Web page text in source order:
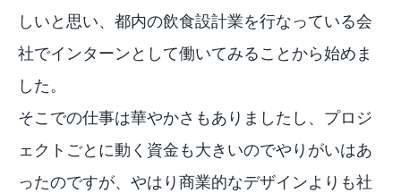
しいと思い、都内の飲食設計業を行なっている会
社でインターンとして働いてみることから始めま
した。
そこでの仕事は華やかさもありましたし、プロジ
ェクトごとに動く資金も大きいのでやりがいはあ
ったのですが、やはり商業的なデザインよりも社